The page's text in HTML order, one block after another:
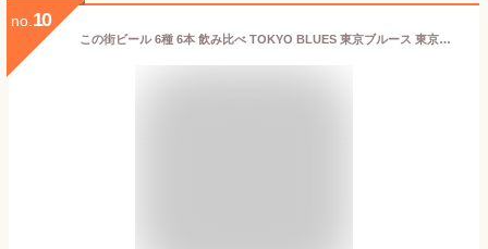
no. 10
この街ビール 6種 6本 飲み比べ TOKYO BLUES 東京ブルース 東京ヘイジーペールエール クラフトビール